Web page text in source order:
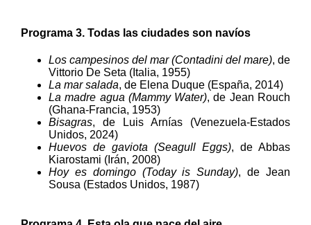
Programa 3. Todas las ciudades son navíos
Los campesinos del mar (Contadini del mare), de
Vittorio De Seta (Italia, 1955)
La mar salada, de Elena Duque (España, 2014)
La madre agua (Mammy Water), de Jean Rouch
(Ghana-Francia, 1953)
Bisagras, de Luis Arnías (Venezuela-Estados
Unidos, 2024)
Huevos de gaviota (Seagull Eggs), de Abbas
Kiarostami (Irán, 2008)
Hoy es domingo (Today is Sunday), de Jean
Sousa (Estados Unidos, 1987)